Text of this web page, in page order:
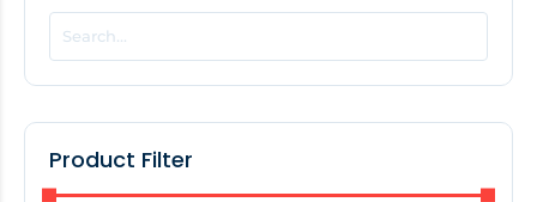
EDITOR'S PICK
No Posts Found!
Product Filter